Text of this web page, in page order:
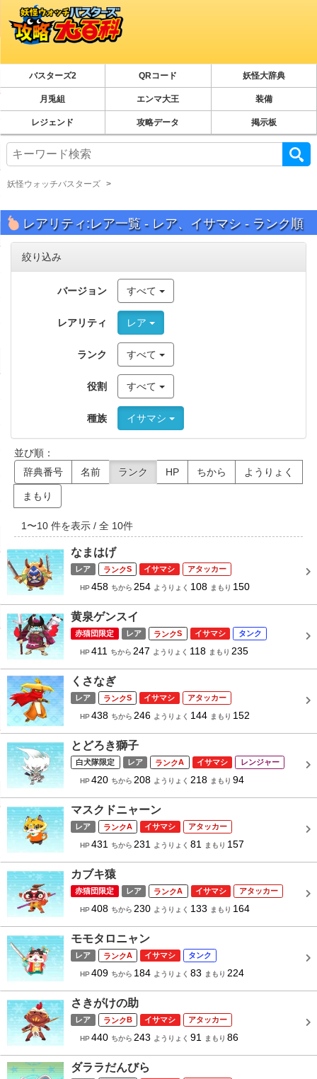
バスターズ2 QRコード 妖怪大辞典
月兎組 エンマ大王 装備
レジェンド 攻略データ 掲示板
妖怪ウォッチバスターズ
レアリティ:レア一覧 - レア、イサマシ - ランク順
絞り込み
バージョン すべて
レアリティ レア
ランク すべて
役割 すべて
種族 イサマシ
並び順：
辞典番号
名前 ランク HP ちから ようりょく
まもり
1 〜10 件を表示 / 全 10件
なまはげ
レア S イサマシ アタッカー
HP458 ちから 254 ようりょく 108 まもり 150
黄泉ゲンスイ
赤猫団限定 レア S イサマシ タンク
HP411 ちから 247 ようりょく 118 まもり 235
くさなぎ
レア S イサマシ アタッカー
HP438 ちから 246 ようりょく 144 まもり 152
とどろき獅子
白犬隊限定 レア A イサマシ レンジャー
HP420 ちから 208 ようりょく 218 まもり 94
マスクドニャーン
レア A イサマシ アタッカー
HP431 ちから 231 ようりょく 81 まもり 157
カブキ猿
赤猫団限定 レア A イサマシ アタッカー
HP408 ちから 230 ようりょく 133 まもり 164
モモタロニャン
レア A イサマシ タンク
HP409 ちから 184 ようりょく 83 まもり 224
さきがけの助
レア B イサマシ アタッカー
HP440 ちから 243 ようりょく 91 まもり 86
ダララだんびら